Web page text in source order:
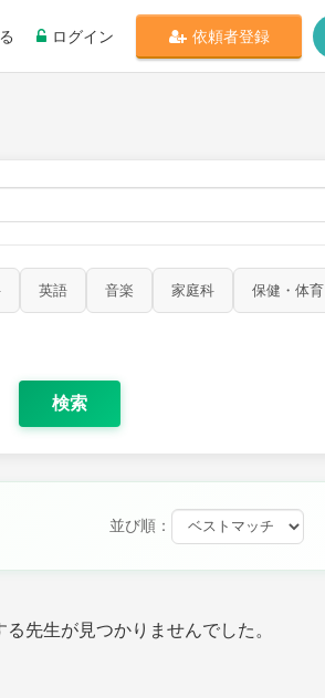
ログイン 依頼者登録
英語 音楽 家庭科 保健・体育
検索
並び順：
先生が見つかりませんでした。